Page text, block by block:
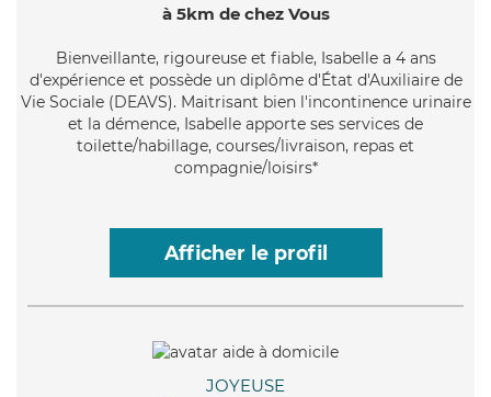
à 5km de chez Vous
Bienveillante, rigoureuse et fiable, Isabelle a 4 ans
d'expérience et possède un diplôme d'État d'Auxiliaire de
Vie Sociale (DEAVS). Maitrisant bien l'incontinence urinaire
et la démence, Isabelle apporte ses services de
toilette/habillage, courses/livraison, repas et
compagnie/loisirs*
Afficher le profil
JOYEUSE